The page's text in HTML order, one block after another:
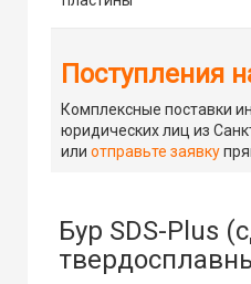
Поступления
Комплексные поставки
юридических лиц из
илиотправьте заявку
Бур SDS-Plus